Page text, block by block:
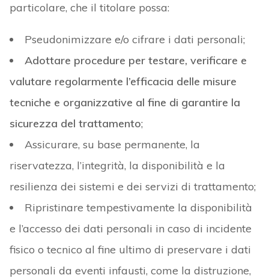
particolare, che il titolare possa:
Pseudonimizzare e/o cifrare i dati personali;
Adottare procedure per testare, verificare e
valutare regolarmente l’efficacia delle misure
tecniche e organizzative al fine di garantire la
sicurezza del trattamento;
Assicurare, su base permanente, la
riservatezza, l’integrità, la disponibilità e la
resilienza dei sistemi e dei servizi di trattamento;
Ripristinare tempestivamente la disponibilità
e l’accesso dei dati personali in caso di incidente
fisico o tecnico al fine ultimo di preservare i dati
personali da eventi infausti, come la distruzione,